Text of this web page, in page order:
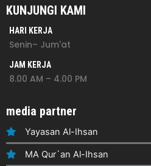
KUNJUNGI KAMI
HARI KERJA
Senin– Jum'at
JAM KERJA
8.00 AM – 4.00 PM
media partner
Yayasan Al-Ihsan
MA Qur`an Al-Ihsan